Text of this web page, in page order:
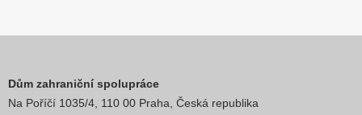
Dům zahraniční spolupráce
Na Poříčí 1035/4, 110 00 Praha, Česká republika